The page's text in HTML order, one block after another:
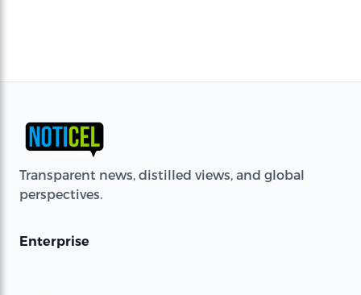
Transparent news, distilled views, and global
perspectives.
Enterprise